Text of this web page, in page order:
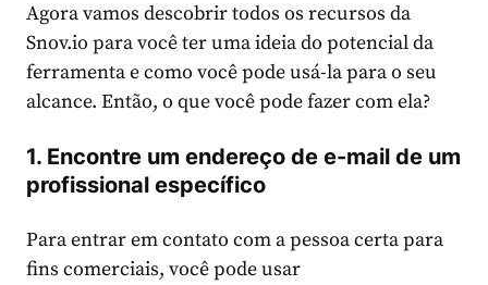
Agora vamos descobrir todos os recursos da
Snov.io para você ter uma ideia do potencial da
ferramenta e como você pode usá-la para o seu
alcance. Então, o que você pode fazer com ela?
1. Encontre um endereço de e-mail de um
profissional específico
Para entrar em contato com a pessoa certa para
fins comerciais, você pode usar